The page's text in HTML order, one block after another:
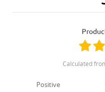
calculated
Positive